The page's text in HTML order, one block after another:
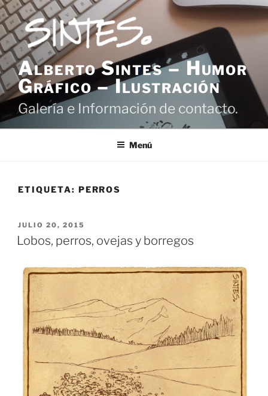
Saltar
al
contenido
Alberto Sintes – Humor
Gráfico – Ilustración
Galería e Información de contacto.
Menú
ETIQUETA: PERROS
PUBLICADO
EL
JULIO 20, 2015
Lobos, perros, ovejas y borregos